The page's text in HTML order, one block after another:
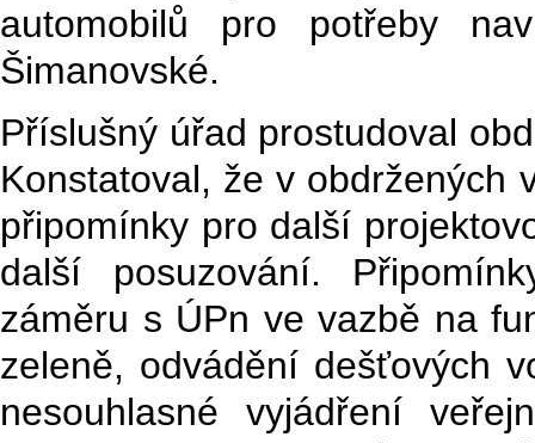
automobilů pro potřeby
Šimanovské.
Příslušný úřad prostudoval
Konstatoval, že v obdržených
připomínky pro další
další posuzování.
záměru s ÚPn ve vazbě na
zeleně, odvádění dešťových
nesouhlasné vyjádření